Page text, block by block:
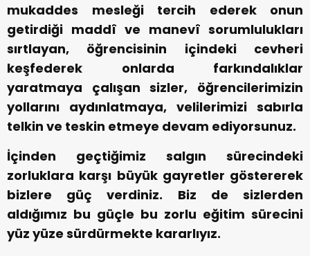
mukaddes mesleği tercih ederek onun
getirdiği maddî ve manevî sorumlulukları
sırtlayan, öğrencisinin içindeki cevheri
keşfederek onlarda farkındalıklar
yaratmaya çalışan sizler, öğrencilerimizin
yollarını aydınlatmaya, velilerimizi sabırla
telkin ve teskin etmeye devam ediyorsunuz.
İçinden geçtiğimiz salgın sürecindeki
zorluklara karşı büyük gayretler göstererek
bizlere güç verdiniz. Biz de sizlerden
aldığımız bu güçle bu zorlu eğitim sürecini
yüz yüze sürdürmekte kararlıyız.